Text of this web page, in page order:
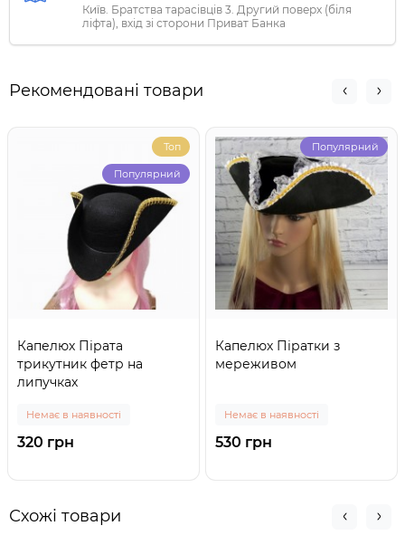
Київ. Братства тарасівців 3. Другий поверх (біля
ліфта), вхід зі сторони Приват Банка
Рекомендовані товари
Топ
Популярний
Капелюх Пірата
трикутник фетр на
липучках
Немає в наявності
320 грн
Популярний
Капелюх Піратки з
мереживом
Немає в наявності
530 грн
Схожі товари